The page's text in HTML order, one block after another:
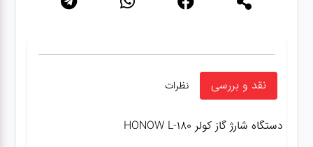
نقد و بررسی نظرات
دستگاه شارژ گاز کولر HONOW L-180